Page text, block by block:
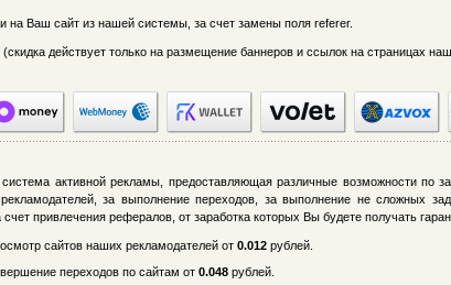
Ваш сайт из нашей системы, за счет замены поля referer.
(скидка действует только на размещение баннеров и ссылок на страницах
активной рекламы, предоставляющая различные возможности по
за выполнение переходов, за выполнение не сложных
привлечения рефералов, от заработка которых Вы будете получать
сайтов наших рекламодателей от 0.012 рублей.
переходов по сайтам от 0.048 рублей.